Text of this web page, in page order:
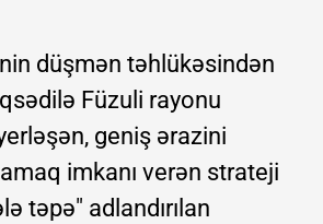
düşmən təhlükəsindən
Füzuli rayonu
geniş ərazini
imkanı verən strateji
təpə" adlandırılan